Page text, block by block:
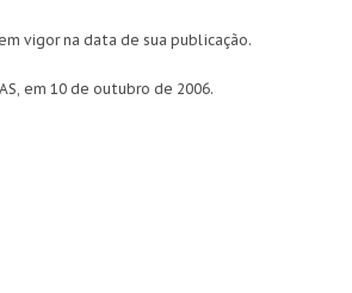
vigor na data de sua publicação.
em 10 de outubro de 2006.